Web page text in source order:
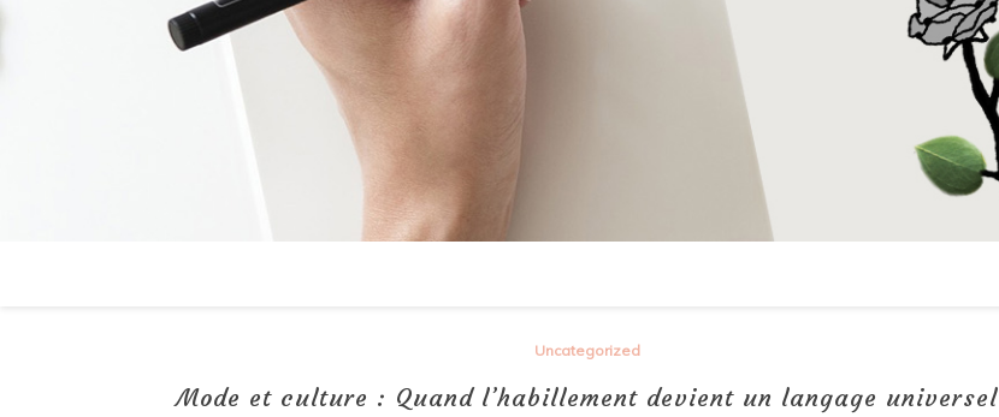
Uncategorized
Mode et culture : Quand l’habillement devient un langage universel